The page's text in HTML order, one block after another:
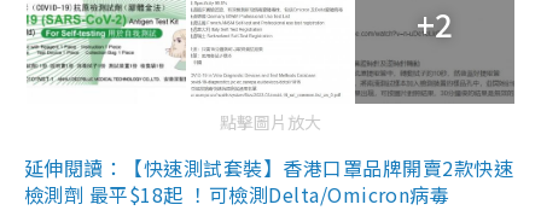
+2
點擊圖片放大
延伸閱讀：【快速測試套裝】香港口罩品牌開賣2款快速
檢測劑 最平$18起 ！可檢測Delta/Omicron病毒